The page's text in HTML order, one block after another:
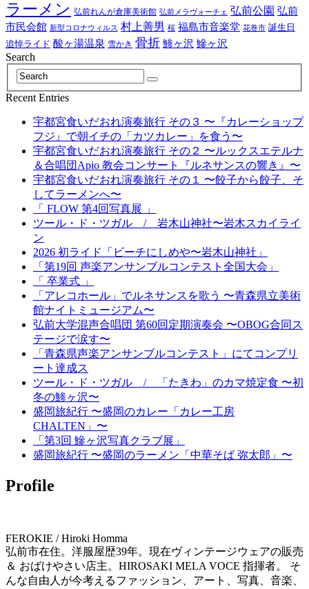
ラーメン 弘前れんが倉庫美術館 弘前メラヴォーチェ 弘前公園 弘前
市民会館 新型コロナウィルス 村上善男 桜 福島市音楽堂 花巻市 誕生日
追悼ライド 酸ヶ湯温泉 雪かき 骨折 鯵ヶ沢 鰺ヶ沢
Search
Recent Entries
宇都宮食いだおれ演奏旅行 その３ 〜『カレーショップ
フジ』で朝イチの「カツカレー」を食う〜
宇都宮食いだおれ演奏旅行 その２ 〜ルックスエテルナ
＆合唱団Apio 教会コンサート『ルネサンスの響き』〜
宇都宮食いだおれ演奏旅行 その１ 〜餃子から餃子、そ
してラーメンへ〜
「 FLOW 第4回写真展 」
ツール・ド・ツガル / 岩木山神社〜岩木スカイライ
ン
2026 初ライド「ビーチにしめや〜岩木山神社」
「第19回 声楽アンサンブルコンテスト全国大会」
「 卒業式 」
「アレコホール」でルネサンスを歌う 〜青森県立美術
館ナイトミュージアム〜
弘前大学混声合唱団 第60回定期演奏会 〜OBOG合同ス
テージで涙す〜
「青森県声楽アンサンブルコンテスト」にてコンプリ
ート達成ス
ツール・ド・ツガル / 「たきわ」のカマ焼定食 〜初
冬の鯵ヶ沢〜
盛岡旅紀行 〜盛岡のカレー「カレー工房
CHALTEN」〜
「第3回 鰺ヶ沢写真クラブ展」
盛岡旅紀行 〜盛岡のラーメン「中華そば 弥太郎」〜
Profile
FEROKIE / Hiroki Homma
弘前市在住。洋服屋歴39年。現在ヴィンテージウェアの販売
＆ おばけやさい店主。HIROSAKI MELA VOCE 指揮者。 そ
んな自由人が今考えるファッション、アート、写真、音楽、